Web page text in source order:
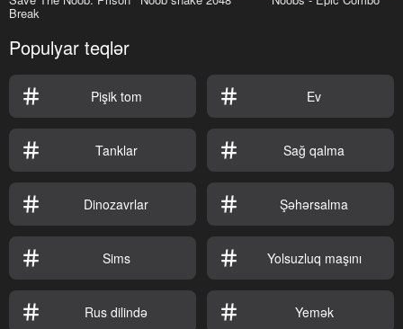
Break
Populyar teqlər
Pişik tom Ev
Tanklar Sağ qalma
Dinozavrlar Şəhərsalma
Sims Yolsuzluq maşını
Rus dilində Yemək